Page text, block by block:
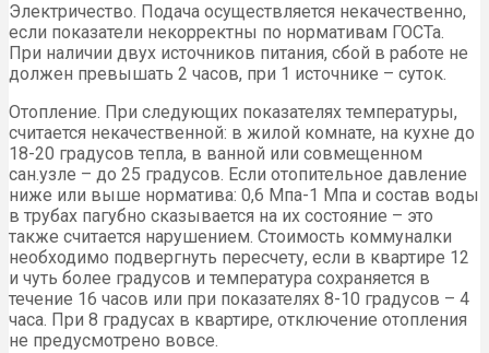
Электричество. Подача осуществляется некачественно,
если показатели некорректны по нормативам ГОСТа.
При наличии двух источников питания, сбой в работе не
должен превышать 2 часов, при 1 источнике – суток.
Отопление. При следующих показателях температуры,
считается некачественной: в жилой комнате, на кухне до
18-20 градусов тепла, в ванной или совмещенном
сан.узле – до 25 градусов. Если отопительное давление
ниже или выше норматива: 0,6 Мпа-1 Мпа и состав воды
в трубах пагубно сказывается на их состояние – это
также считается нарушением. Стоимость коммуналки
необходимо подвергнуть пересчету, если в квартире 12
и чуть более градусов и температура сохраняется в
течение 16 часов или при показателях 8-10 градусов – 4
часа. При 8 градусах в квартире, отключение отопления
не предусмотрено вовсе.